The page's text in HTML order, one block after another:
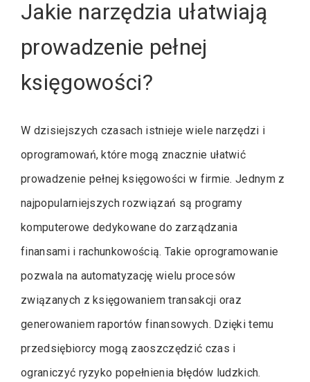
Jakie narzędzia ułatwiają
prowadzenie pełnej
księgowości?
W dzisiejszych czasach istnieje wiele narzędzi i
oprogramowań, które mogą znacznie ułatwić
prowadzenie pełnej księgowości w firmie. Jednym z
najpopularniejszych rozwiązań są programy
komputerowe dedykowane do zarządzania
finansami i rachunkowością. Takie oprogramowanie
pozwala na automatyzację wielu procesów
związanych z księgowaniem transakcji oraz
generowaniem raportów finansowych. Dzięki temu
przedsiębiorcy mogą zaoszczędzić czas i
ograniczyć ryzyko popełnienia błędów ludzkich.